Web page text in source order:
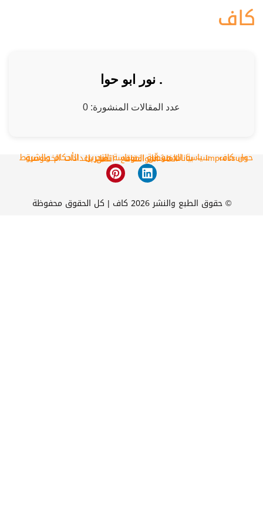
. نور ابو حوا
عدد المقالات المنشورة: 0
© حقوق الطبع والنشر 2026 كاف | كل الحقوق محفوظة
حول كاف سياسة الخصوصية سياسة التحرير الأحكام والشروط Impressum – بيانات مشغّل الموقع تغيير اعدادات الخصوصية الغاء الموافقات اتصل بنا